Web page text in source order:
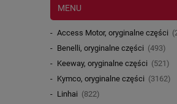
MENU
Access Motor, oryginalne części
Benelli, oryginalne części (493)
Keeway, oryginalne części (521)
Kymco, oryginalne części (3162)
Linhai (822)